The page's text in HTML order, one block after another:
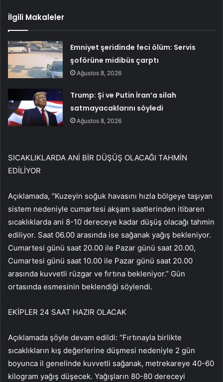
İlgili Makaleler
Emniyet şeridinde feci ölüm: Servis
şoförüne midibüs çarptı
Ağustos 8, 2026
Trump: Şi ve Putin İran’a silah
satmayacaklarını söyledi
Ağustos 8, 2026
SICAKLIKLARDA ANİ BİR DÜŞÜŞ OLACAĞI TAHMİN
EDİLİYOR
Açıklamada, “Kuzeyin soğuk havasını hızla bölgeye taşıyan
sistem nedeniyle cumartesi akşam saatlerinden itibaren
sıcaklıklarda ani 8-10 dereceye kadar düşüş olacağı tahmin
ediliyor. Saat 06.00 arasında ise sağanak yağış bekleniyor.
Cumartesi günü saat 20.00 ile Pazar günü saat 20.00,
Cumartesi günü saat 10.00 ile Pazar günü saat 20.00
arasında kuvvetli rüzgar ve fırtına bekleniyor.” Gün
ortasında esmesinin beklendiği söylendi.
EKİPLER 24 SAAT HAZIR OLACAK
Açıklamada şöyle devam edildi: “Fırtınayla birlikte
sıcaklıkların kış değerlerine düşmesi nedeniyle 2 gün
boyunca il genelinde kuvvetli sağanak, metrekareye 40-60
kilogram yağış düşecek. Yağışların 80-80 dereceyi